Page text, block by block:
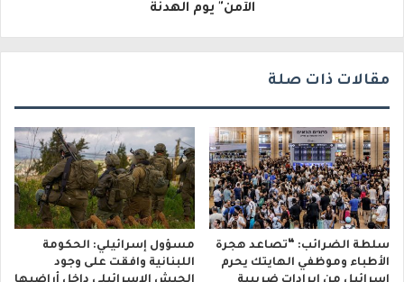
الآمن" يوم الهدنة
مقالات ذات صلة
سلطة الضرائب: “تصاعد هجرة
الأطباء وموظفي الهايتك يحرم
مسؤول إسرائيلي: الحكومة
اللبنانية وافقت على وجود